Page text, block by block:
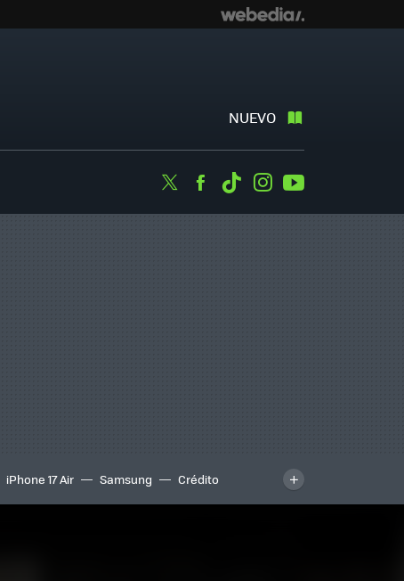
NUEVO
TwitterFacebook
TiktokInstagram
iPhone 17 Air Samsung
Crédito